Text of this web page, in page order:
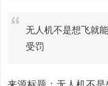
无人机不是想飞就
受罚